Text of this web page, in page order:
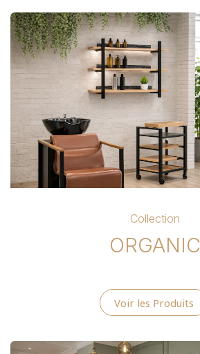
Collection
ORGANIC
Voir les Produits